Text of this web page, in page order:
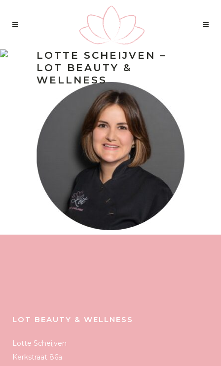
LOTTE SCHEIJVEN –
LOT BEAUTY &
WELLNESS
LOT BEAUTY & WELLNESS
Lotte Scheijven
Kerkstraat 86a